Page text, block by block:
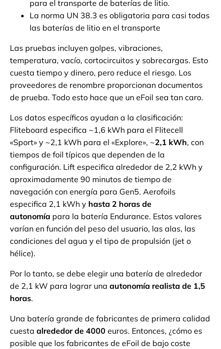
para el transporte de baterías de litio.
La norma UN 38.3 es obligatoria para casi todas
las baterías de litio en el transporte
Las pruebas incluyen golpes, vibraciones,
temperatura, vacío, cortocircuitos y sobrecargas. Esto
cuesta tiempo y dinero, pero reduce el riesgo. Los
proveedores de renombre proporcionan documentos
de prueba. Todo esto hace que un eFoil sea tan caro.
Los datos específicos ayudan a la clasificación:
Fliteboard especifica ~1,6 kWh para el Flitecell
«Sport» y ~2,1 kWh para el «Explore», ~2,1 kWh, con
tiempos de foil típicos que dependen de la
configuración. Lift especifica alrededor de 2,2 kWh y
aproximadamente 90 minutos de tiempo de
navegación con energía para Gen5. Aerofoils
especifica 2,1 kWh y hasta 2 horas de
autonomía para la batería Endurance. Estos valores
varían en función del peso del usuario, las alas, las
condiciones del agua y el tipo de propulsión (jet o
hélice).
Por lo tanto, se debe elegir una batería de alrededor
de 2,1 kW para lograr una autonomía realista de 1,5
horas.
Una batería grande de fabricantes de primera calidad
cuesta alrededor de 4000 euros. Entonces, ¿cómo es
posible que los fabricantes de eFoil de bajo coste